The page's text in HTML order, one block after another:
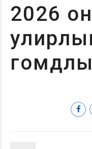
2026
улирлын